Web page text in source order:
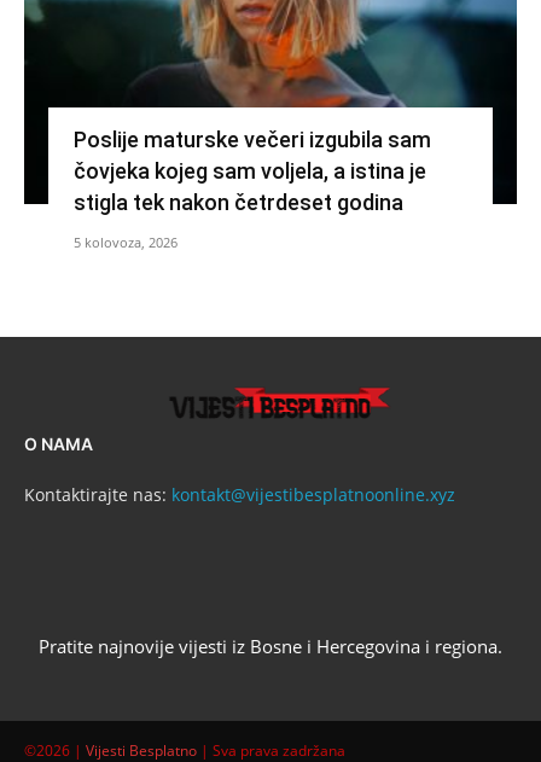
Poslije maturske večeri izgubila sam
čovjeka kojeg sam voljela, a istina je
stigla tek nakon četrdeset godina
5 kolovoza, 2026
O NAMA
Kontaktirajte nas: kontakt@vijestibesplatnoonline.xyz
Pratite najnovije vijesti iz Bosne i Hercegovina i regiona.
©2026 | Vijesti Besplatno | Sva prava zadržana